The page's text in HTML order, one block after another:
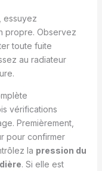
essuyez
propre. Observez
toute fuite
au radiateur
vérifications
Premièrement,
pour confirmer
la pression du
. Si elle est